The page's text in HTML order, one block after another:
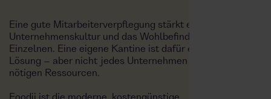
Eine gute Mitarbeiterverpflegung stärkt euer Team, die
Unternehmenskultur und das Wohlbefinden jedes
Einzelnen. Eine eigene Kantine ist dafür eine großartige
Lösung – aber nicht jedes Unternehmen hat die dafür
nötigen Ressourcen.